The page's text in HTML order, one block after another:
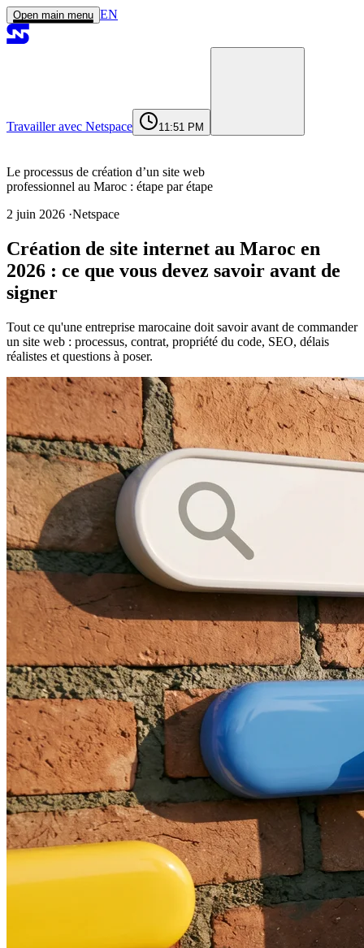
Open main menu EN
Travailler avec Netspace 11:51 PM
Le processus de création d’un site web
professionnel au Maroc : étape par étape
professionnel au Maroc : étape par étape
Phase 1 : Audit et stratégie (1 à 2
semaines)
Phase 2 : Architecture et maquettes (1 à
Phase 3 : Développement (2 à 6
semaines selon périmètre)
Phase 4 : SEO et contenu (en parallèle
Phase 5 : Recette et mise en ligne (1
semaine)
Tableau comparatif : types de sites selon
votre besoin
Les 7 questions contractuelles à poser
avant de signer
1. Qui est propriétaire du code source ?
2. Qui détient le nom de domaine et
3. Que se passe-t-il si vous arrêtez de
travailler avec l’agence ?
4. Le SEO est-il inclus ou en option ?
5. Quel est le délai garanti et que se
passe-t-il en cas de retard ?
6. Qu’est-ce qui est inclus dans la
maintenance ?
7. Comment sont gérées les révisions
hors scope initial ?
Les technologies recommandées pour le
marché marocain en 2026
Sites vitrines et corporate
Sites e-commerce
Ce qu’il ne faut pas choisir pour une ETI
Checklist : 10 points à vérifier avant de
valider votre site web
FAQ : Création de site internet au Maroc
Combien de temps faut-il pour créer un
site web professionnel au Maroc ?
Faut-il héberger son site au Maroc ou à
l’étranger ?
Peut-on créer un site web en arabe et en
français au Maroc ?
Comment récupérer son site si on change
Faut-il un développeur en interne si on
travaille avec une agence web ?
2 juin 2026 ·Netspace
Création de site internet au Maroc en
2026 : ce que vous devez savoir avant de
signer
Tout ce qu'une entreprise marocaine doit savoir avant de commander
un site web : processus, contrat, propriété du code, SEO, délais
réalistes et questions à poser.